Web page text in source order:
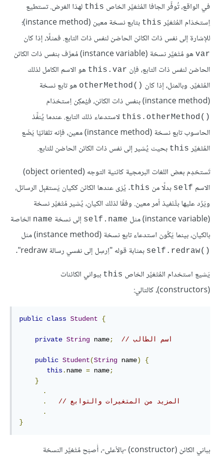
في الواقع، تُوفِّر الجافا المُتْغيِّر الخاص this لهذا الغرض. تستطيع
اِستخدَام المُتْغيِّر this
بتابع نسخة معين (instance method)؛
للإشارة إلى نفس ذات الكائن الحاضن لنفس ذات التابع. فمثلًا، إذا كان
var
هو مُتْغيِّر نسخة (instance variable) مُعرَّف بنفس ذات الكائن
الحاضن لنفس ذات التابع، فإن this.var هو الاسم الكامل لذلك
المُتْغيِّر. وبالمثل، إذا كان otherMethod()‎ هو تابع نسخة
(instance method) بنفس ذات الكائن، فيُمكِن اِستخدَام
this.otherMethod()‎ لاستدعاء ذلك التابع. عندما يُنفِّذ
الحاسوب تابع نسخة (instance method) معين، فإنه تلقائيًا يَضَع
المُتْغيِّر this بحيث يُشير إلى نفس ذات الكائن الحاضن للتابع.
تَستخدِم بعض اللغات البرمجية كائنية التوجه (object oriented)
الاسم self بدلًا من this. يُرَى عندها الكائن ككيان يَستقبِل الرسائل،
ويَرُد عليها بتَّنْفيذ أمر معين. وفقًا لذلك الكيان، يُشير مُتْغيِّر نسخة
(instance variable) مثل
self.name إلى نسخة name الخاصة
بالكيان، بينما يَكُون استدعاء تابع نسخة (instance method) مثل
self.redraw()‎ بمثابة قوله "اِرسِل إلى نفسي رسالة redraw".
يَشيع استخدام المُتْغيِّر الخاص this ببواني الكائنات
(constructors)، كالتالي:
public class Student {
private String name; // اسم الطالب
public Student(String name)
{
this. name = name;
}
.
.
// المزيد من المتغيرات والتوابع
.
}
بباني الكائن (constructor) -بالأعلى-، أَصبَح مُتْغيِّر النسخة